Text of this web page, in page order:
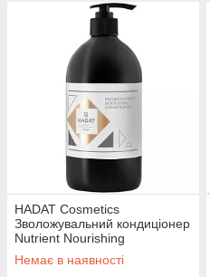
HADAT Cosmetics
Зволожувальний кондиціонер
Nutrient Nourishing
Conditioner
Немає в наявності